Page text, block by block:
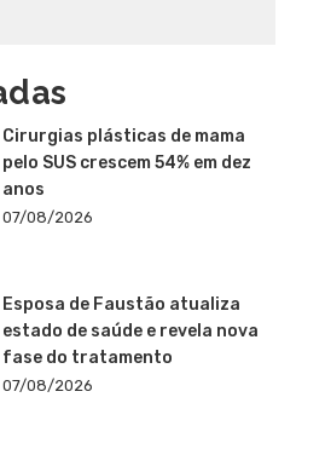
Cirurgias plásticas de mama
pelo SUS crescem 54% em dez
anos
07/08/2026
Esposa de Faustão atualiza
estado de saúde e revela nova
fase do tratamento
07/08/2026